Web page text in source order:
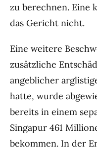
zu berechnen. Eine
das Gericht nicht.
Eine weitere
zusätzliche
angeblicher
hatte, wurde
bereits in einem
Singapur 461
bekommen. In der